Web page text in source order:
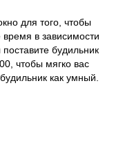
для того, чтобы
в зависимости
будильник
чтобы мягко вас
как умный.